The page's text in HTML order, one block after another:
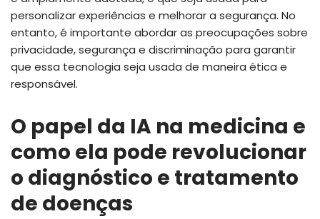
personalizar experiências e melhorar a segurança. No
entanto, é importante abordar as preocupações sobre
privacidade, segurança e discriminação para garantir
que essa tecnologia seja usada de maneira ética e
responsável.
O papel da IA na medicina e
como ela pode revolucionar
o diagnóstico e tratamento
de doenças